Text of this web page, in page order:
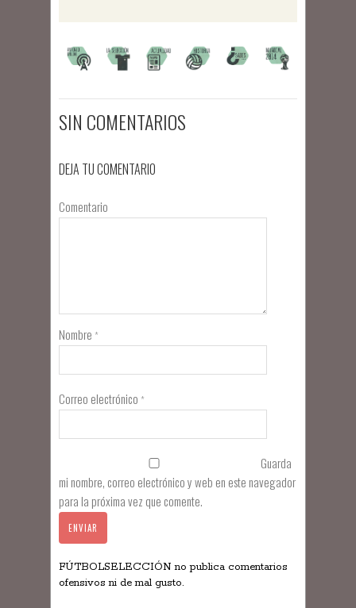
SIN COMENTARIOS
DEJA TU COMENTARIO
Comentario
Nombre *
Correo electrónico *
Guarda
mi nombre, correo electrónico y web en este navegador
para la próxima vez que comente.
FÚTBOLSELECCIÓN no publica comentarios
ofensivos ni de mal gusto.